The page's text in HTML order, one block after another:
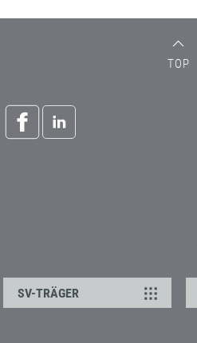
TOP
SV-TRÄGER